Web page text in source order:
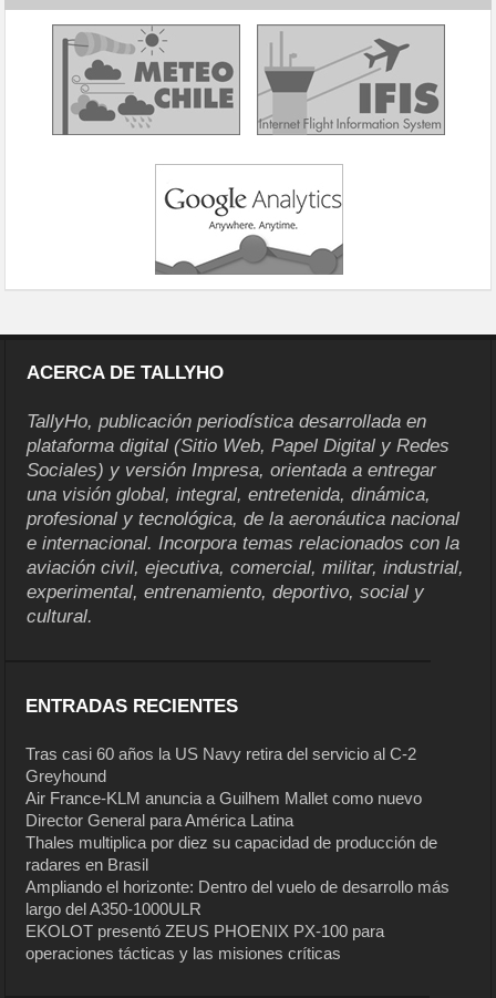
ACERCA DE TALLYHO
TallyHo, publicación periodística desarrollada en
plataforma digital (Sitio Web, Papel Digital y Redes
Sociales) y versión Impresa, orientada a entregar
una visión global, integral, entretenida, dinámica,
profesional y tecnológica, de la aeronáutica nacional
e internacional. Incorpora temas relacionados con la
aviación civil, ejecutiva, comercial, militar, industrial,
experimental, entrenamiento, deportivo, social y
cultural.
ENTRADAS RECIENTES
Tras casi 60 años la US Navy retira del servicio al C-2
Greyhound
Air France-KLM anuncia a Guilhem Mallet como nuevo
Director General para América Latina
Thales multiplica por diez su capacidad de producción de
radares en Brasil
Ampliando el horizonte: Dentro del vuelo de desarrollo más
largo del A350-1000ULR
EKOLOT presentó ZEUS PHOENIX PX-100 para
operaciones tácticas y las misiones críticas